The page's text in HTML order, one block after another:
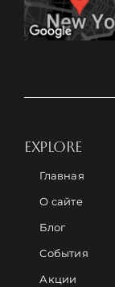
EXPLORE
Главная
О сайте
Блог
События
Акции